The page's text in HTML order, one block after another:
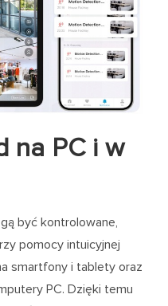
na PC i w
być kontrolowane,
pomocy intuicyjnej
smartfony i tablety oraz
PC. Dzięki temu